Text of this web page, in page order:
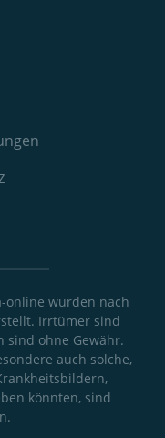
online wurden nach
Irrtümer sind
sind ohne Gewähr.
auch solche,
könnten, sind